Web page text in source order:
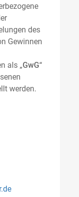
des
Gewinnen
als „GwG“
werden.